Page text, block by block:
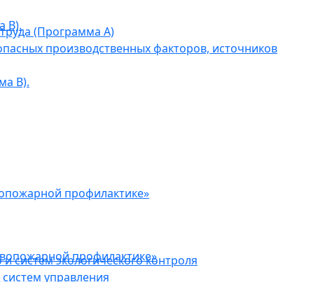
В).
профилактике»
систем экологического контроля
управления
(Программа А)
производственных факторов, источников
В).
профилактике»